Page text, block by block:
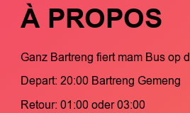
À PROPOS
Ganz Bartreng fiert mam Bus op
Depart: 20:00 Bartreng Gemeng
Retour: 01:00 oder 03:00